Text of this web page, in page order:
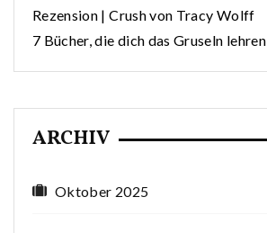
Rezension | Crush von Tracy Wolff
7 Bücher, die dich das Gruseln lehren
ARCHIV
Oktober 2025